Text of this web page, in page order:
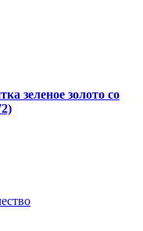
зеленое золото со